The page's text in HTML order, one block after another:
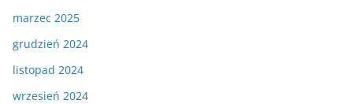
marzec 2025
grudzień 2024
listopad 2024
wrzesień 2024